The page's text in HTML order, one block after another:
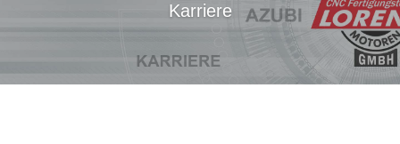
Karriere